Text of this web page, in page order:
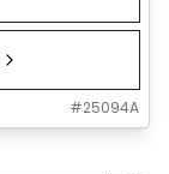
#25094A